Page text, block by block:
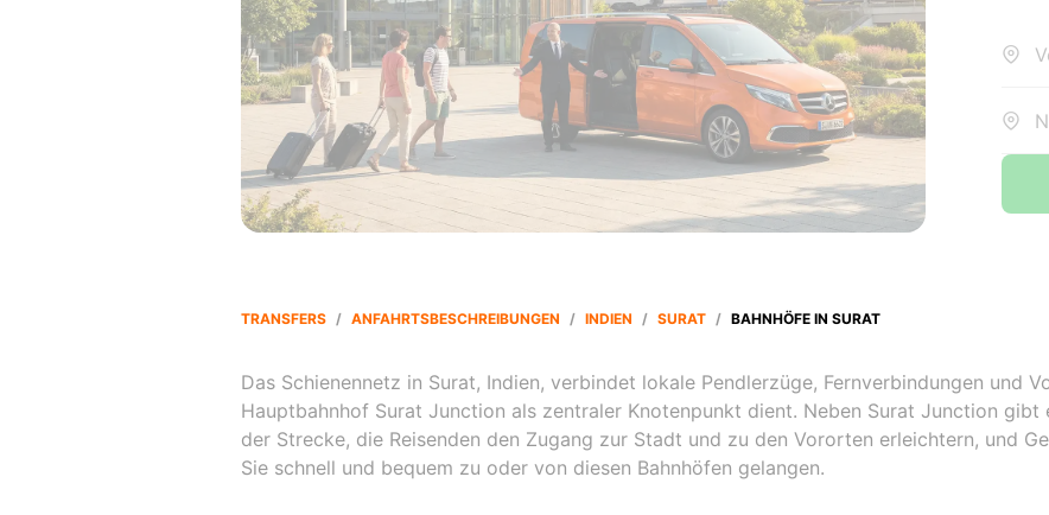
TRANSFERS / ANFAHRTSBESCHREIBUNGEN / INDIEN / SURAT / BAHNHÖFE IN SURAT
Das Schienennetz in Surat, Indien, verbindet lokale Pendlerzüge, Fernverbindungen und
Hauptbahnhof Surat Junction als zentraler Knotenpunkt dient. Neben Surat Junction gibt
der Strecke, die Reisenden den Zugang zur Stadt und zu den Vororten erleichtern, und
Sie schnell und bequem zu oder von diesen Bahnhöfen gelangen.